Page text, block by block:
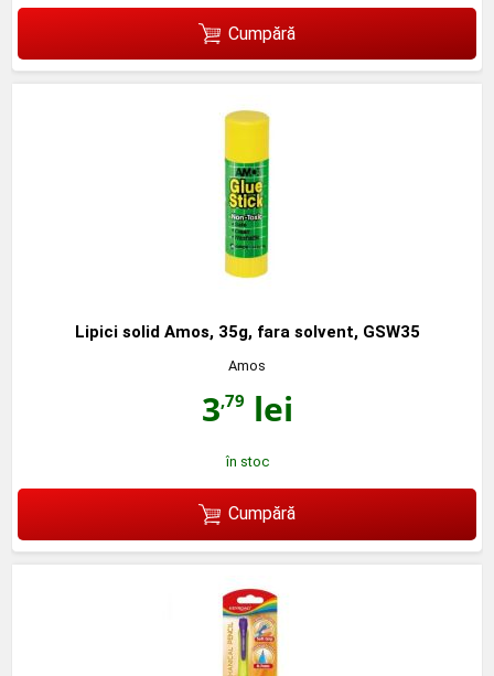
Cumpără
Lipici solid Amos, 35g, fara solvent, GSW35
Amos
3,79 lei
în stoc
Cumpără